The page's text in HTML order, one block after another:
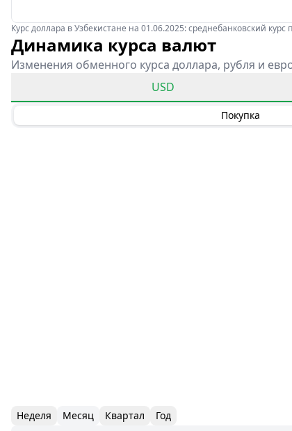
Курс доллара в Узбекистане на 01.06.2025: среднебанковский
Динамика курса валют
Изменения обменного курса доллара, рубля и
USD
Покупка
Неделя Месяц Квартал Год